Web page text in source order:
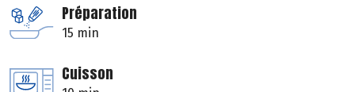
Préparation
15 min
Cuisson